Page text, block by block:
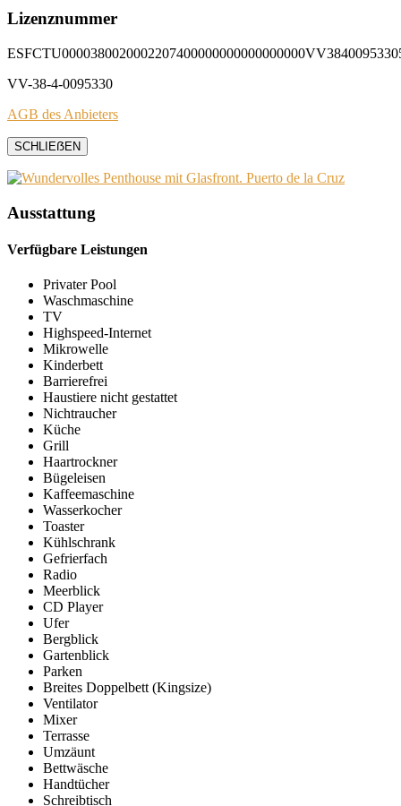
Lizenznummer
VV-38-4-0095330
AGB des Anbieters
SCHLIEẞEN
Ausstattung
Verfügbare Leistungen
Privater Pool
Waschmaschine
TV
Highspeed-Internet
Mikrowelle
Kinderbett
Barrierefrei
Haustiere nicht gestattet
Nichtraucher
Küche
Grill
Haartrockner
Bügeleisen
Kaffeemaschine
Wasserkocher
Toaster
Kühlschrank
Gefrierfach
Radio
Meerblick
CD Player
Ufer
Bergblick
Gartenblick
Parken
Breites Doppelbett (Kingsize)
Ventilator
Mixer
Terrasse
Umzäunt
Bettwäsche
Handtücher
Schreibtisch